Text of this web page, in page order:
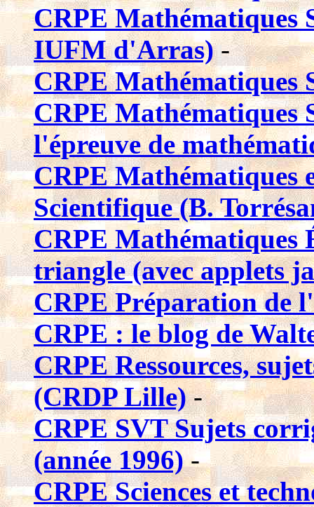
CRPE Mathématiques
IUFM d'Arras)-
CRPE Mathématiques
CRPE Mathématiques
l'épreuve de
CRPE Mathématiques
Scientifique (B.
CRPE Mathématiques
triangle (avec applets
CRPE Préparation de
CRPE : le blog de
CRPE Ressources,
(CRDP Lille)-
CRPE SVT Sujets
(année 1996)-
CRPE Sciences et